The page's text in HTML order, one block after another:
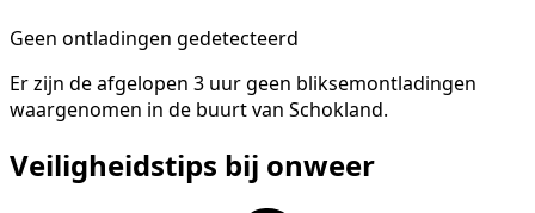
Geen ontladingen gedetecteerd
Er zijn de afgelopen 3 uur geen bliksemontladingen
waargenomen in de buurt van Schokland.
Veiligheidstips bij onweer